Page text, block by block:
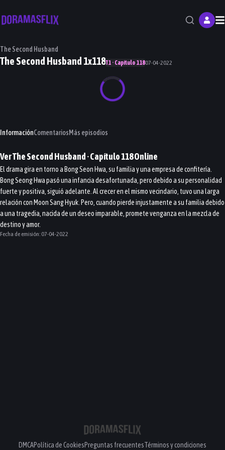
The Second Husband
The Second Husband 1x118T1 · Capítulo 11807-04-2022
InformaciónComentariosMás episodios
VerThe Second Husband· Capítulo118Online
El drama gira en torno a Bong Seon Hwa, su familia y una empresa de confitería.
Bong Seong Hwa pasó una infancia desafortunada, pero debido a su personalidad
fuerte y positiva, siguió adelante. Al crecer en el mismo vecindario, tuvo una larga
relación con Moon Sang Hyuk. Pero, cuando pierde injustamente a su familia debido
a una tragedia, nacida de un deseo imparable, promete venganza en la mezcla de
destino y amor.
Fecha de emisión: 07-04-2022
DMCAPolítica de CookiesPreguntas frecuentesTérminos y condiciones